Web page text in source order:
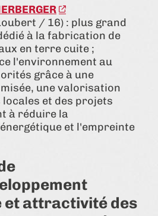
/ 16) : plus grand
à la fabrication de
en terre cuite ;
l'environnement au
grâce à une
une valorisation
et des projets
à réduire la
et l'empreinte
et attractivité des